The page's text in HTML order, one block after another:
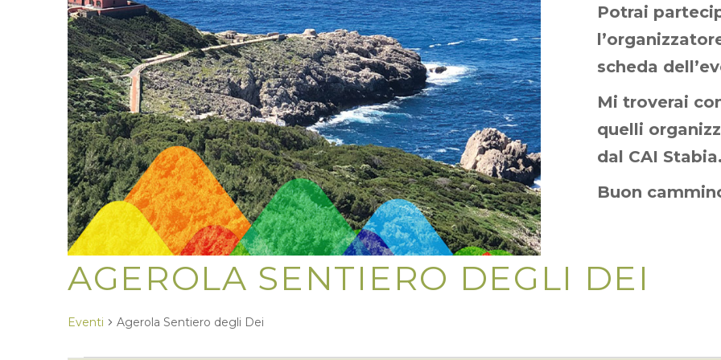
Potrai
scheda
Mi troverai
quelli
dal CAI
Buon
AGEROLA SENTIERO DEGLI DEI
Eventi Agerola Sentiero degli Dei